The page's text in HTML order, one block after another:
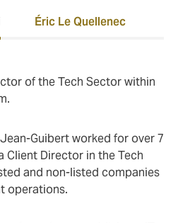
Éric Le Quellenec
of the Tech Sector within
Guibert worked for over 7
Client Director in the Tech
and non-listed companies
operations.